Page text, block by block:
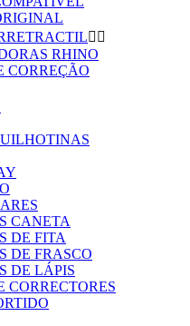
 
RHINO
CORREÇÃO
CANETA
DE FITA
DE FRASCO
DE LÁPIS
CORRECTORES